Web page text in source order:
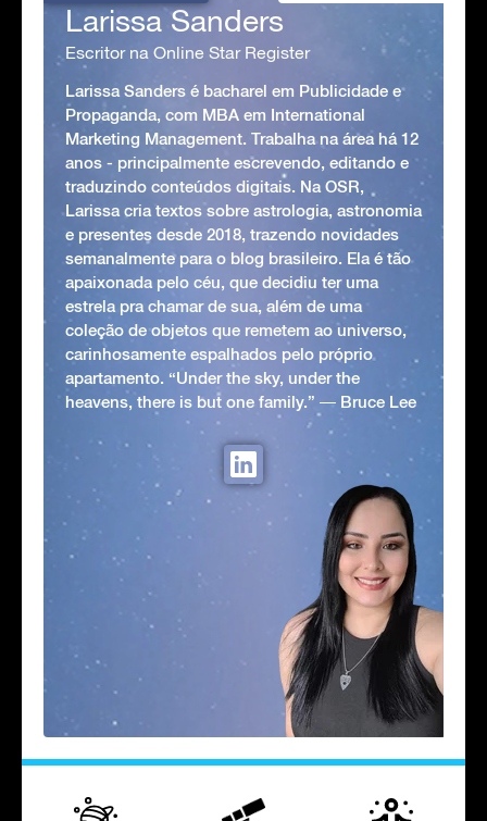
Larissa Sanders
Escritor na Online Star Register
Larissa Sanders é bacharel em Publicidade e
Propaganda, com MBA em International
Marketing Management. Trabalha na área há 12
anos - principalmente escrevendo, editando e
traduzindo conteúdos digitais. Na OSR,
Larissa cria textos sobre astrologia, astronomia
e presentes desde 2018, trazendo novidades
semanalmente para o blog brasileiro. Ela é tão
apaixonada pelo céu, que decidiu ter uma
estrela pra chamar de sua, além de uma
coleção de objetos que remetem ao universo,
carinhosamente espalhados pelo próprio
apartamento. “Under the sky, under the
heavens, there is but one family.” ― Bruce Lee